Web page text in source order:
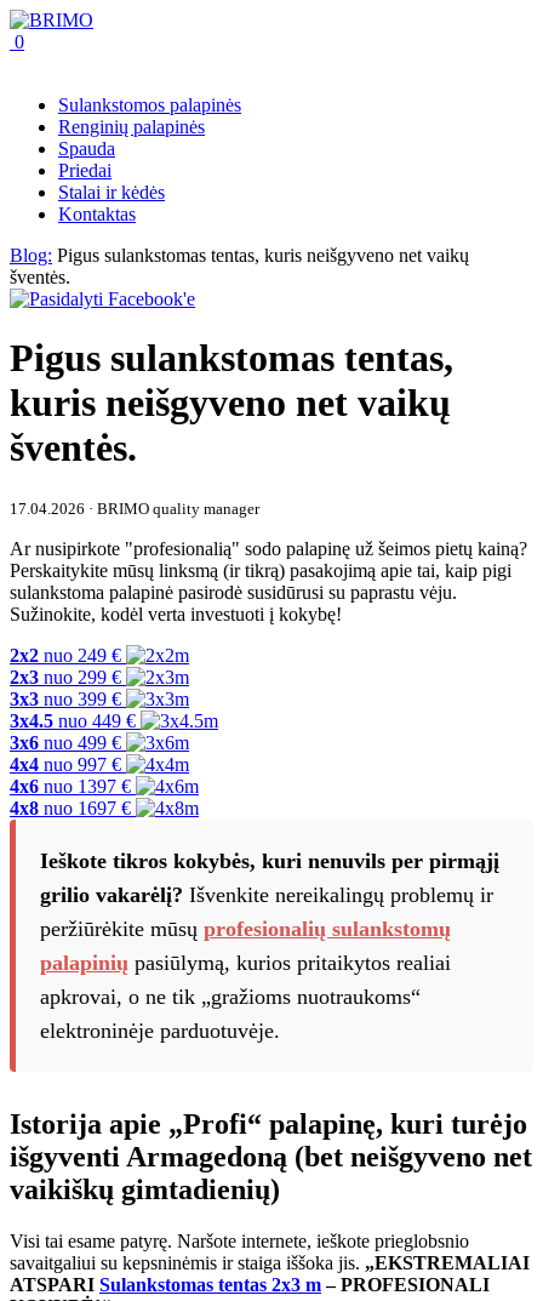
0
Sulankstomos palapinės
Renginių palapinės
Spauda
Priedai
Stalai ir kėdės
Kontaktas
Blog: Pigus sulankstomas tentas, kuris neišgyveno net vaikų
šventės.
Pigus sulankstomas tentas,
kuris neišgyveno net vaikų
šventės.
17.04.2026 · BRIMO quality manager
Ar nusipirkote "profesionalią" sodo palapinę už šeimos pietų kainą?
Perskaitykite mūsų linksmą (ir tikrą) pasakojimą apie tai, kaip pigi
sulankstoma palapinė pasirodė susidūrusi su paprastu vėju.
Sužinokite, kodėl verta investuoti į kokybę!
2x2 nuo 249 €
2x3 nuo 299 €
3x3 nuo 399 €
3x4.5 nuo 449 €
3x6 nuo 499 €
4x4 nuo 997 €
4x6 nuo 1397 €
4x8 nuo 1697 €
Ieškote tikros kokybės, kuri nenuvils per pirmąjį
grilio vakarėlį? Išvenkite nereikalingų problemų ir
peržiūrėkite mūsų profesionalių sulankstomų
palapinių pasiūlymą, kurios pritaikytos realiai
apkrovai, o ne tik „gražioms nuotraukoms“
elektroninėje parduotuvėje.
Istorija apie „Profi“ palapinę, kuri turėjo
išgyventi Armagedoną (bet neišgyveno net
vaikiškų gimtadienių)
Visi tai esame patyrę. Naršote internete, ieškote prieglobsnio
savaitgaliui su kepsninėmis ir staiga iššoka jis. „EKSTREMALIAI
ATSPARI Sulankstomas tentas 2x3 m– PROFESIONALI